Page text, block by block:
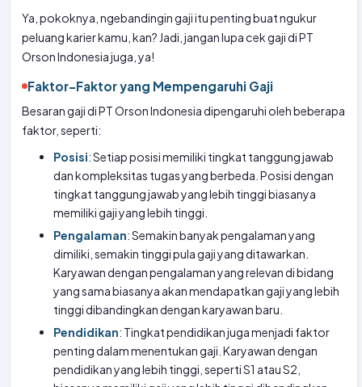
Ya, pokoknya, ngebandingin gaji itu penting buat ngukur
peluang karier kamu, kan? Jadi, jangan lupa cek gaji di PT
Orson Indonesia juga, ya!
Faktor-Faktor yang Mempengaruhi Gaji
Besaran gaji di PT Orson Indonesia dipengaruhi oleh beberapa
faktor, seperti:
Posisi: Setiap posisi memiliki tingkat tanggung jawab
dan kompleksitas tugas yang berbeda. Posisi dengan
tingkat tanggung jawab yang lebih tinggi biasanya
memiliki gaji yang lebih tinggi.
Pengalaman: Semakin banyak pengalaman yang
dimiliki, semakin tinggi pula gaji yang ditawarkan.
Karyawan dengan pengalaman yang relevan di bidang
yang sama biasanya akan mendapatkan gaji yang lebih
tinggi dibandingkan dengan karyawan baru.
Pendidikan: Tingkat pendidikan juga menjadi faktor
penting dalam menentukan gaji. Karyawan dengan
pendidikan yang lebih tinggi, seperti S1 atau S2,